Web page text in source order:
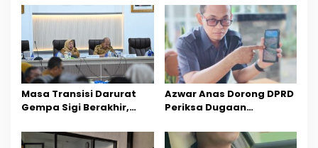
Ilmu dan Pendidikan
Sektor Jadi Prioritas
Masa Transisi Darurat
Gempa Sigi Berakhir,
Percepatan Pemulihan
Azwar Anas Dorong DPRD
Periksa Dugaan
Wilayah Tambang PT